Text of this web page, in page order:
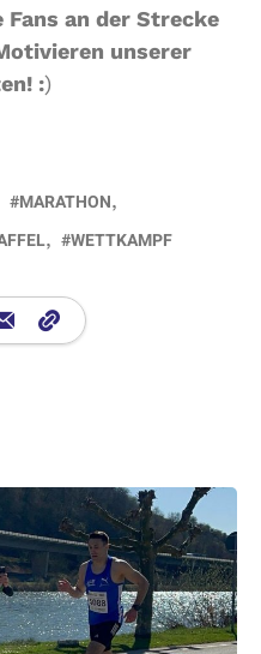
an der Strecke
unserer
:)
MARATHON
WETTKAMPF